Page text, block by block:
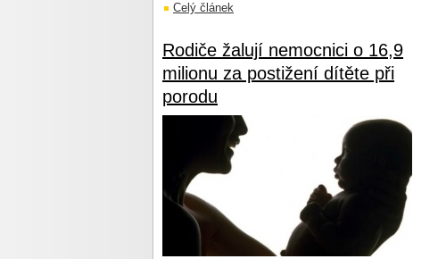
Celý článek
Rodiče žalují nemocnici o 16,9
milionu za postižení dítěte při
porodu